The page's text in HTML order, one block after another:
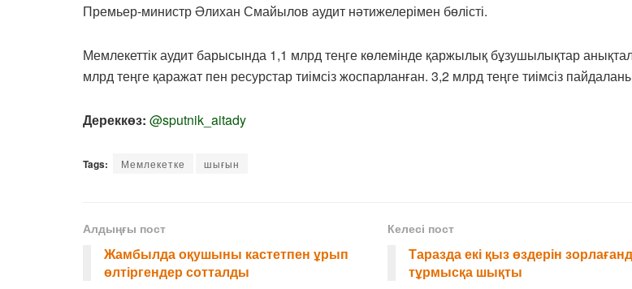
Премьер-министр Әлихан Смайылов аудит нәтижелерімен бөлісті.
Мемлекеттік аудит барысында 1,1 млрд теңге көлемінде қаржылық бұзушылықтар
млрд теңге қаражат пен ресурстар тиімсіз жоспарланған. 3,2 млрд теңге тиімсіз
Дереккөз: @sputnik_aitady
Tags: Мемлекетке шығын
Алдыңғы пост
Жамбылда оқушыны кастетпен ұрып
өлтіргендер сотталды
Келесі пост
Таразда екі қыз өздерін
тұрмысқа шықты